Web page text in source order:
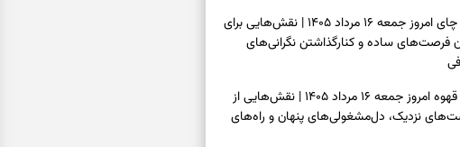
فال چای امروز جمعه ۱۶ مرداد ۱۴۰۵ | نقش‌هایی برای
فرصت‌های ساده و کنارگذاشتن نگرانی‌های
فال قهوه امروز جمعه ۱۶ مرداد ۱۴۰۵ | نقش‌هایی از
نزدیک، دل‌مشغولی‌های پنهان و راه‌های